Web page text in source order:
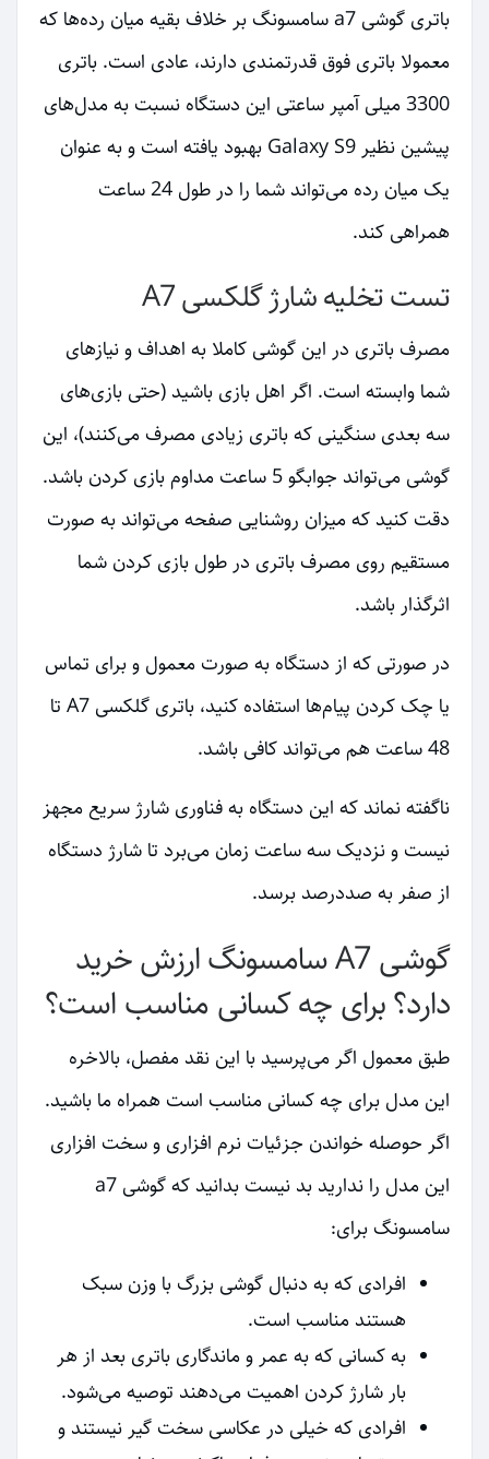
باتری گوشی a7 سامسونگ بر خلاف بقیه میان رده‌ها که
معمولا باتری فوق قدرتمندی دارند، عادی است. باتری
3300 میلی آمپر ساعتی این دستگاه نسبت به مدل‌های
پیشین نظیر Galaxy S9 بهبود یافته است و به عنوان
یک میان رده می‌تواند شما را در طول 24 ساعت
همراهی کند.
تست تخلیه شارژ گلکسی A7
مصرف باتری در این گوشی کاملا به اهداف و نیازهای
شما وابسته است. اگر اهل بازی باشید (حتی بازی‌های
سه بعدی سنگینی که باتری زیادی مصرف می‌کنند)، این
گوشی می‌تواند جوابگو 5 ساعت مداوم بازی کردن باشد.
دقت کنید که میزان روشنایی صفحه می‌تواند به صورت
مستقیم روی مصرف باتری در طول بازی کردن شما
اثرگذار باشد.
در صورتی که از دستگاه به صورت معمول و برای تماس
یا چک کردن پیام‌ها استفاده کنید، باتری گلکسی A7 تا
48 ساعت هم می‌تواند کافی باشد.
ناگفته نماند که این دستگاه به فناوری شارژ سریع مجهز
نیست و نزدیک سه ساعت زمان می‌برد تا شارژ دستگاه
از صفر به صددرصد برسد.
گوشی A7 سامسونگ ارزش خرید
دارد؟ برای چه کسانی مناسب است؟
طبق معمول اگر می‌پرسید با این نقد مفصل، بالاخره
این مدل برای چه کسانی مناسب است همراه ما باشید.
اگر حوصله خواندن جزئیات نرم افزاری و سخت افزاری
این مدل را ندارید بد نیست بدانید که گوشی a7
سامسونگ برای:
افرادی که به دنبال گوشی بزرگ با وزن سبک
هستند مناسب است.
به کسانی که به عمر و ماندگاری باتری بعد از هر
بار شارژ کردن اهمیت می‌دهند توصیه می‌شود.
افرادی که خیلی در عکاسی سخت گیر نیستند و